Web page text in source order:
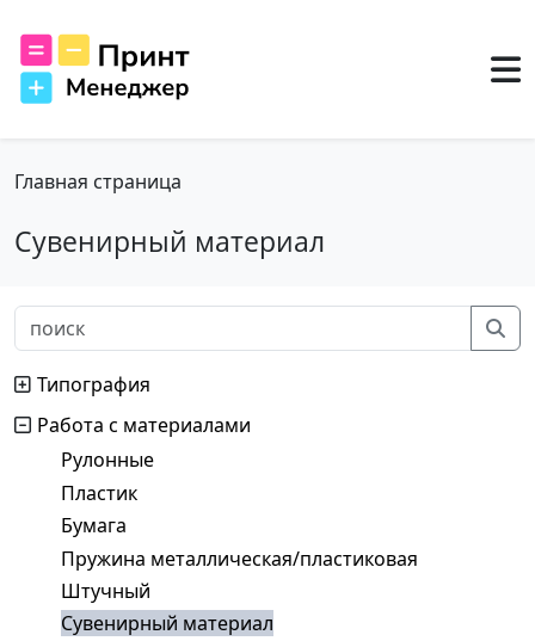
Главная страница
Сувенирный материал
Типография
Работа с материалами
Рулонные
Пластик
Бумага
Пружина металлическая/пластиковая
Штучный
Сувенирный материал